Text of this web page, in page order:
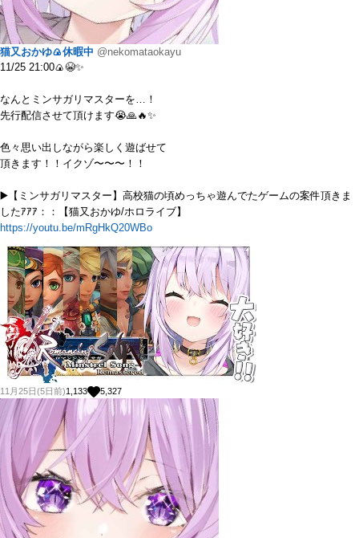
猫又おかゆ🍙休暇中 @nekomataokayu
11/25 21:00🍙😭✨
なんとミンサガリマスターを…！
先行配信させて頂けます😭🙏🔥✨
色々思い出しながら楽しく遊ばせて
頂きます！！イクゾ〜〜〜！！
▶️【ミンサガリマスター】高校猫の頃めっちゃ遊んでたゲームの案件頂きま
したｱｱｱ：：【猫又おかゆ/ホロライブ】
https://youtu.be/mRgHkQ20WBo
11月25日(5日前)1,133 5,327